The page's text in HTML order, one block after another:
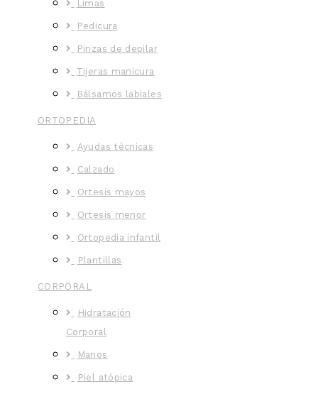
Limas
Pedicura
Pinzas de depilar
Tijeras manicura
Bálsamos labiales
ORTOPEDIA
Ayudas técnicas
Calzado
Ortesis mayos
Ortesis menor
Ortopedia infantil
Plantillas
CORPORAL
Hidratación
Corporal
Manos
Piel atópica